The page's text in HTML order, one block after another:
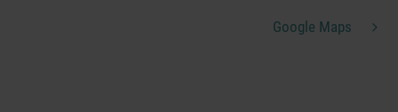
Google Maps